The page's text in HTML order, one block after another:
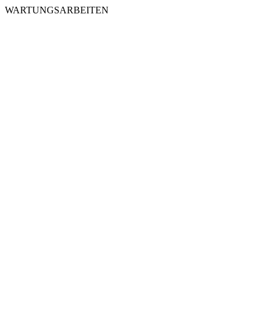
WARTUNGSARBEITEN